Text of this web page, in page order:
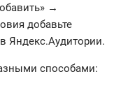
→
добавьте
Яндекс.Аудитории.
способами: